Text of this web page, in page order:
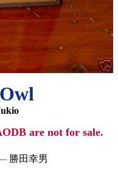
are not for sale.
勝田幸男